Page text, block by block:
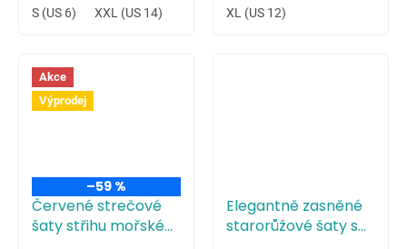
S (US 6) XXL (US 14) XL (US 12)
Akce
Výprodej
–59 %
Červené strečové
šaty střihu mořské
Elegantně zasněné
starorůžové šaty s